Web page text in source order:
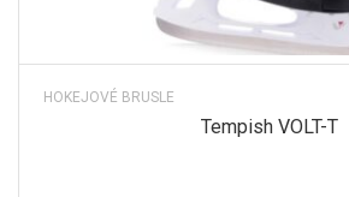
HOKEJOVÉ BRUSLE
Tempish VOLT-T